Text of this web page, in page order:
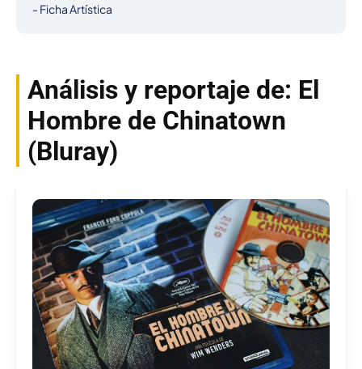
- Ficha Artística
Análisis y reportaje de: El
Hombre de Chinatown
(Bluray)